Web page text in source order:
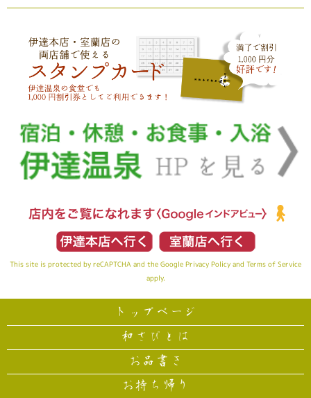
This site is protected by reCAPTCHA and the Google Privacy Policy and Terms of Service
apply.
トップページ
和さびとは
お品書き
お持ち帰り